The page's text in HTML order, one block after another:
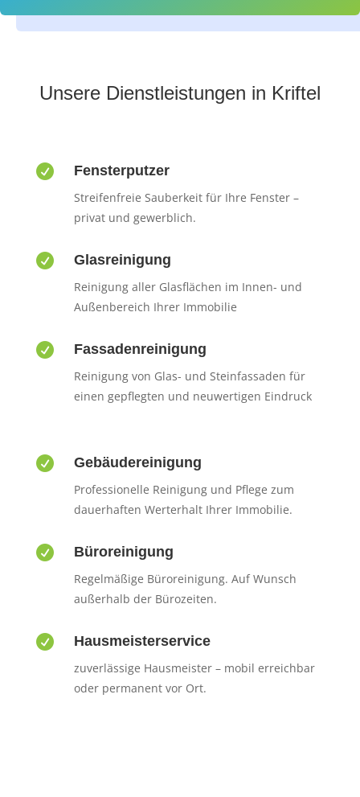
Unsere Dienstleistungen in Kriftel
 Fensterputzer
Streifenfreie Sauberkeit für Ihre Fenster –
privat und gewerblich.
 Glasreinigung
Reinigung aller Glasflächen im Innen- und
Außenbereich Ihrer Immobilie
 Fassadenreinigung
Reinigung von Glas- und Steinfassaden für
einen gepflegten und neuwertigen Eindruck
 Gebäudereinigung
Professionelle Reinigung und Pflege zum
dauerhaften Werterhalt Ihrer Immobilie.
 Büroreinigung
Regelmäßige Büroreinigung. Auf Wunsch
außerhalb der Bürozeiten.
 Hausmeisterservice
zuverlässige Hausmeister – mobil erreichbar
oder permanent vor Ort.